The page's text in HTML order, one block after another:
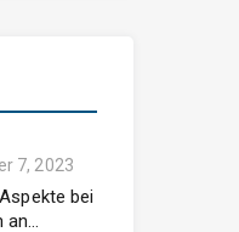
7, 2023
bei
an
Ein